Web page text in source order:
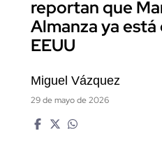
reportan que
Almanza ya está
EEUU
Miguel Vázquez
29 de mayo de 2026